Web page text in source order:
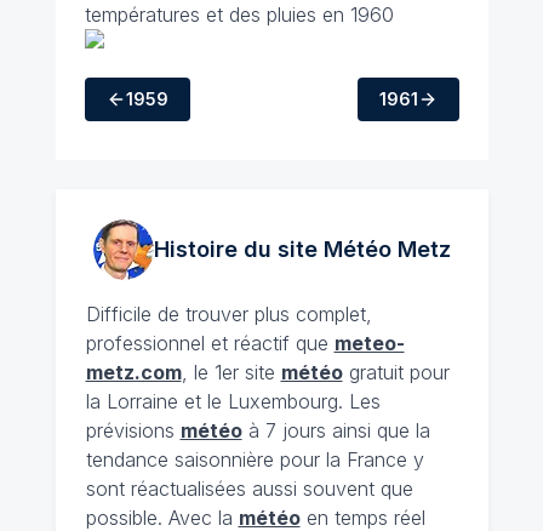
températures et des pluies en 1960
1959 1961
Histoire du site MétéoMetz
Difficile de trouver plus complet,
professionnel et réactif que meteo-
metz.com, le 1er site météogratuit pour
la Lorraine et le Luxembourg. Les
prévisions météoà 7 jours ainsi que la
tendance saisonnière pour la France y
sont réactualisées aussi souvent que
possible. Avec la météoen temps réel